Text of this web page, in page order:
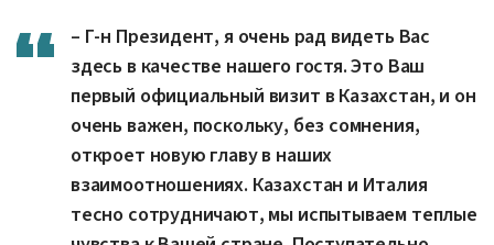
– Г-н Президент, я очень рад видеть Вас
здесь в качестве нашего гостя. Это Ваш
первый официальный визит в Казахстан, и он
очень важен, поскольку, без сомнения,
откроет новую главу в наших
взаимоотношениях. Казахстан и Италия
тесно сотрудничают, мы испытываем теплые